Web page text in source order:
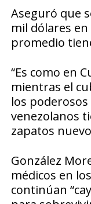
Aseguró que
mil dólares
promedio
“Es como en
mientras el
los
venezolanos
zapatos
González
médicos en
continúan